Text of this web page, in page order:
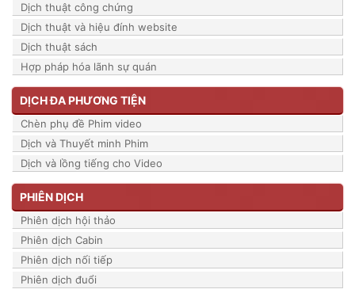
Dịch thuật công chứng
Dịch thuật và hiệu đính website
Dịch thuật sách
Hợp pháp hóa lãnh sự quán
DỊCH ĐA PHƯƠNG TIỆN
Chèn phụ đề Phim video
Dịch và Thuyết minh Phim
Dịch và lồng tiếng cho Video
PHIÊN DỊCH
Phiên dịch hội thảo
Phiên dịch Cabin
Phiên dịch nối tiếp
Phiên dịch đuổi